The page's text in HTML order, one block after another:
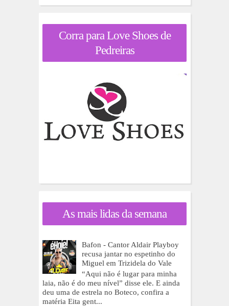
Corra para Love Shoes de
Pedreiras
As mais lidas da semana
Bafon - Cantor Aldair Playboy
recusa jantar no espetinho do
Miguel em Trizidela do Vale
“Aqui não é lugar para minha
laia, não é do meu nível” disse ele. E ainda
deu uma de estrela no Boteco, confira a
matéria Eita gent...